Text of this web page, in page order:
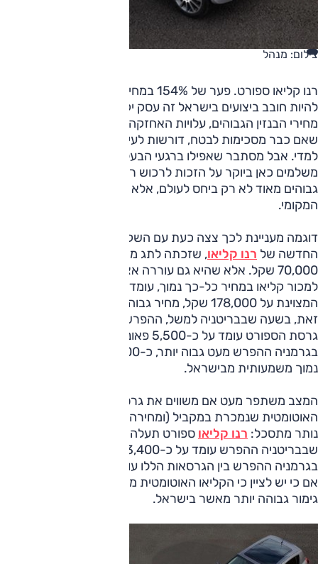
צילום: מנהל
רנו קליאו ספורט. פער של 154% במחיר לעומת קליאו 1.2
להיות חובב ביצועים בישראל זה עסק יקר, ולפעמים מתסכל.
מחירי הבנזין הגבוהים, עלויות האחזקה הגבוהות וחברות הביטוח
שאם כבר מסכימות לבטח, דורשות לעיתים תעריפים גבוהים
למדי. אבל מסתבר שאפילו ברגעי הבעלות הראשונים אנחנו
משלמים כאן ביוקר על הזכות לרכוש רכב ספורטיבי, עם מחירים
גבוהים מאוד לא רק ביחס לעולם, אלא גם ביחס לשאר שוק
המקומי.
החדשה של רנו קליאו, שזכתה לתג מחיר אטרקטיבי במיוחד של
70,000 שקל. אלא שהיא גם עוררה אצלנו תהיה: מדוע אם ניתן
למכור קליאו במחיר כל-כך נמוך, עומד מחירה של גרסת הספורט
נמוך משמעותית מבישראל.
נותר מתסכל: רנו קליאו
אם כי יש לציין כי הקליאו האוטומטית משווקת בגרמניה רק ברמת
גימור גבוהה יותר מאשר בישראל.